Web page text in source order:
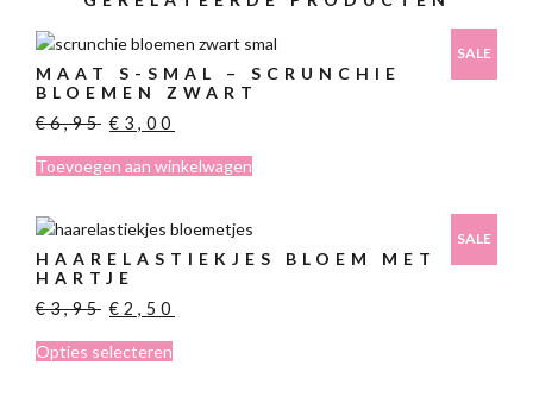
SALE
MAAT S-SMAL – SCRUNCHIE
BLOEMEN ZWART
€6,95 Oorspronkelijke
was:
€ 3,00
is:
Toevoegen aan winkelwagen
SALE
HAARELASTIEKJES BLOEM MET
HARTJE
€3,95 Oorspronkelijke
was:
€ 2,50
Opties selecteren